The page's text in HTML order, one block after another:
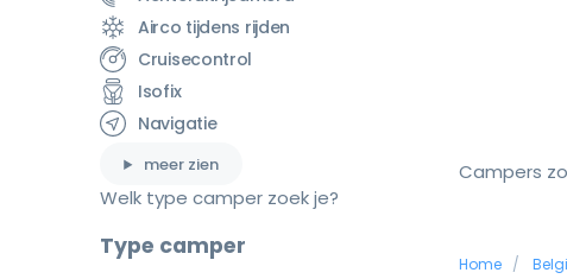
Campers
Home
Airco tijdens rijden
Cruisecontrol
Isofix
Navigatie
meer zien
Welk type camper zoek je?
Type camper